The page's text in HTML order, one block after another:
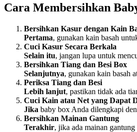
Cara Membersihkan
Bersihkan Kasur dengan Kain
Pertama, gunakan kain basah
Cuci Kasur Secara Berkala
Selain itu, jangan lupa untuk
Bersihkan Tiang dan Besi Box
Selanjutnya, gunakan kain basah
Periksa Tiang dan Besi
Lebih lanjut, pastikan tidak ada
Cuci Kain atau Net yang Dapat
Jika baby box Anda dilengkapi
Bersihkan Mainan Gantung
Terakhir, jika ada mainan